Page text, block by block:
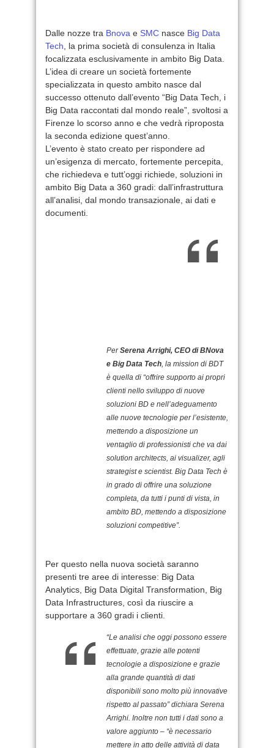
Dalle nozze tra Bnova e SMC nasce Big Data
Tech , la prima società di consulenza in Italia
focalizzata esclusivamente in ambito Big Data.
L’idea di creare un società fortemente
specializzata in questo ambito nasce dal
successo ottenuto dall’evento “Big Data Tech, i
Big Data raccontati dal mondo reale”, svoltosi a
Firenze lo scorso anno e che vedrà riproposta
la seconda edizione quest’anno.
L’evento è stato creato per rispondere ad
un’esigenza di mercato, fortemente percepita,
che richiedeva e tutt’oggi richiede, soluzioni in
ambito Big Data a 360 gradi: dall’infrastruttura
all’analisi, dal mondo transazionale, ai dati e
documenti.
PerSerena Arrighi, CEO di BNova
e Big Data Tech , la mission di BDT
è quella di “offrire supporto ai propri
clienti nello sviluppo di nuove
soluzioni BD e nell’adeguamento
alle nuove tecnologie per l’esistente,
mettendo a disposizione un
ventaglio di professionisti che va dai
solution architects, ai visualizer, agli
strategist e scientist. Big Data Tech è
in grado di offrire una soluzione
completa, da tutti i punti di vista, in
ambito BD, mettendo a disposizione
soluzioni competitive”.
Per questo nella nuova società saranno
presenti tre aree di interesse: Big Data
Analytics, Big Data Digital Transformation, Big
Data Infrastructures, così da riuscire a
supportare a 360 gradi i clienti.
“Le analisi che oggi possono essere
effettuate, grazie alle potenti
tecnologie a disposizione e grazie
alla grande quantità di dati
disponibili sono molto più innovative
rispetto al passato” dichiara Serena
Arrighi. Inoltre non tutti i dati sono a
valore aggiunto – “è necessario
mettere in atto delle attività di data